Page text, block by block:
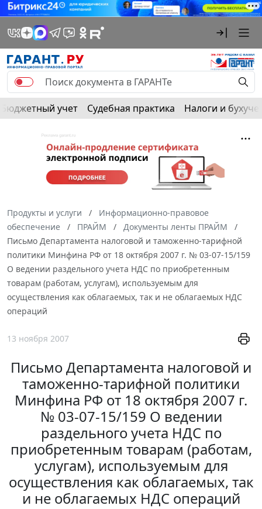
Бюджетный учет Судебная практика Налоги и
Продукты и услуги
Информационно-правовое
обеспечение
ПРАЙМ
Документы ленты ПРАЙМ
Письмо Департамента налоговой и таможенно-тарифной
политики Минфина РФ от 18 октября 2007 г. № 03-07-15/159
О ведении раздельного учета НДС по приобретенным
товарам (работам, услугам), используемым для
осуществления как облагаемых, так и не облагаемых НДС
операций
13 ноября 2007
Письмо Департамента налоговой и
таможенно-тарифной политики
Минфина РФ от 18 октября 2007 г.
№ 03-07-15/159 О ведении
раздельного учета НДС по
приобретенным товарам (работам,
услугам), используемым для
осуществления как облагаемых, так
и не облагаемых НДС операций